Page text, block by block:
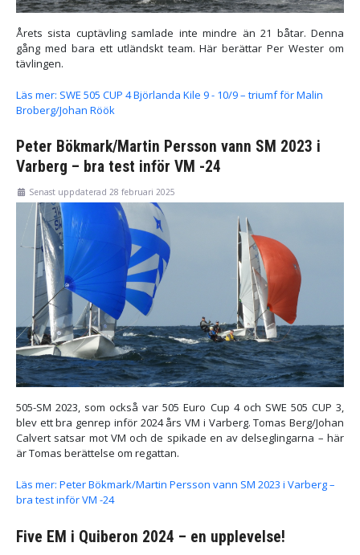
Årets sista cuptävling samlade inte mindre än 21 båtar. Denna
gång med bara ett utländskt team. Här berättar Per Wester om
tävlingen.
Läs mer: SWE 505 CUP 4 Björlanda Kile 9 - 10/9 – triumf för Malin
Broberg/Johan Röök
Peter Bökmark/Martin Persson vann SM 2023 i
Varberg – bra test inför VM -24
Senast uppdaterad 28 februari 2025
505-SM 2023, som också var 505 Euro Cup 4 och SWE 505 CUP 3,
blev ett bra genrep inför 2024 års VM i Varberg. Tomas Berg/Johan
Calvert satsar mot VM och de spikade en av delseglingarna – här
är Tomas berättelse om regattan.
Läs mer: Peter Bökmark/Martin Persson vann SM 2023 i Varberg –
bra test inför VM -24
Five EM i Quiberon 2024 – en upplevelse!